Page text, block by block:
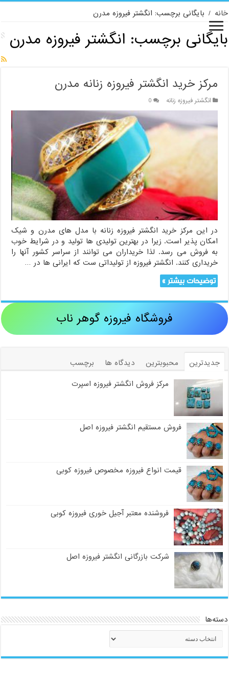
خانه / بایگانی برچسب: انگشتر فیروزه مدرن
بایگانی برچسب: انگشتر فیروزه مدرن
مرکز خرید انگشتر فیروزه زنانه مدرن
انگشتر فیروزه زنانه 0
در این مرکز خرید انگشتر فیروزه زنانه با مدل های مدرن و شیک
امکان پذیر است. زیرا در بهترین تولیدی ها تولید و در شرایط خوب
به فروش می رسد. لذا خریداران می توانند از سراسر کشور آنها را
خریداری کنند. انگشتر فیروزه از تولیداتی ست که ایرانی ها در …
توضیحات بیشتر »
فروشگاه فیروزه گوهر ناب
جدیدترین محبوبترین دیدگاه ها
برچسب
مرکز فروش انگشتر فیروزه اسپرت
فروش مستقیم انگشتر فیروزه اصل
قیمت انواع فیروزه مخصوص فیروزه کوبی
فروشنده معتبر آجیل خوری فیروزه کوبی
شرکت بازرگانی انگشتر فیروزه اصل
دسته‌ها
دسته‌ها